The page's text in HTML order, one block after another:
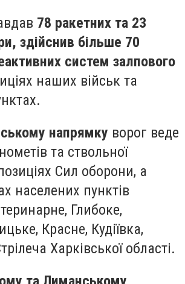
78 ракетних та 23
здійснив більше 70
систем залпового
наших військ та
напрямку ворог веде
та ствольної
Сил оборони, а
населених пунктів
Глибоке,
Красне, Кудіївка,
Харківської області.